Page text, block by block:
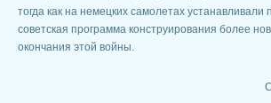
тогда как на немецких самолетах
советская программа конструирования более
окончания этой войны.